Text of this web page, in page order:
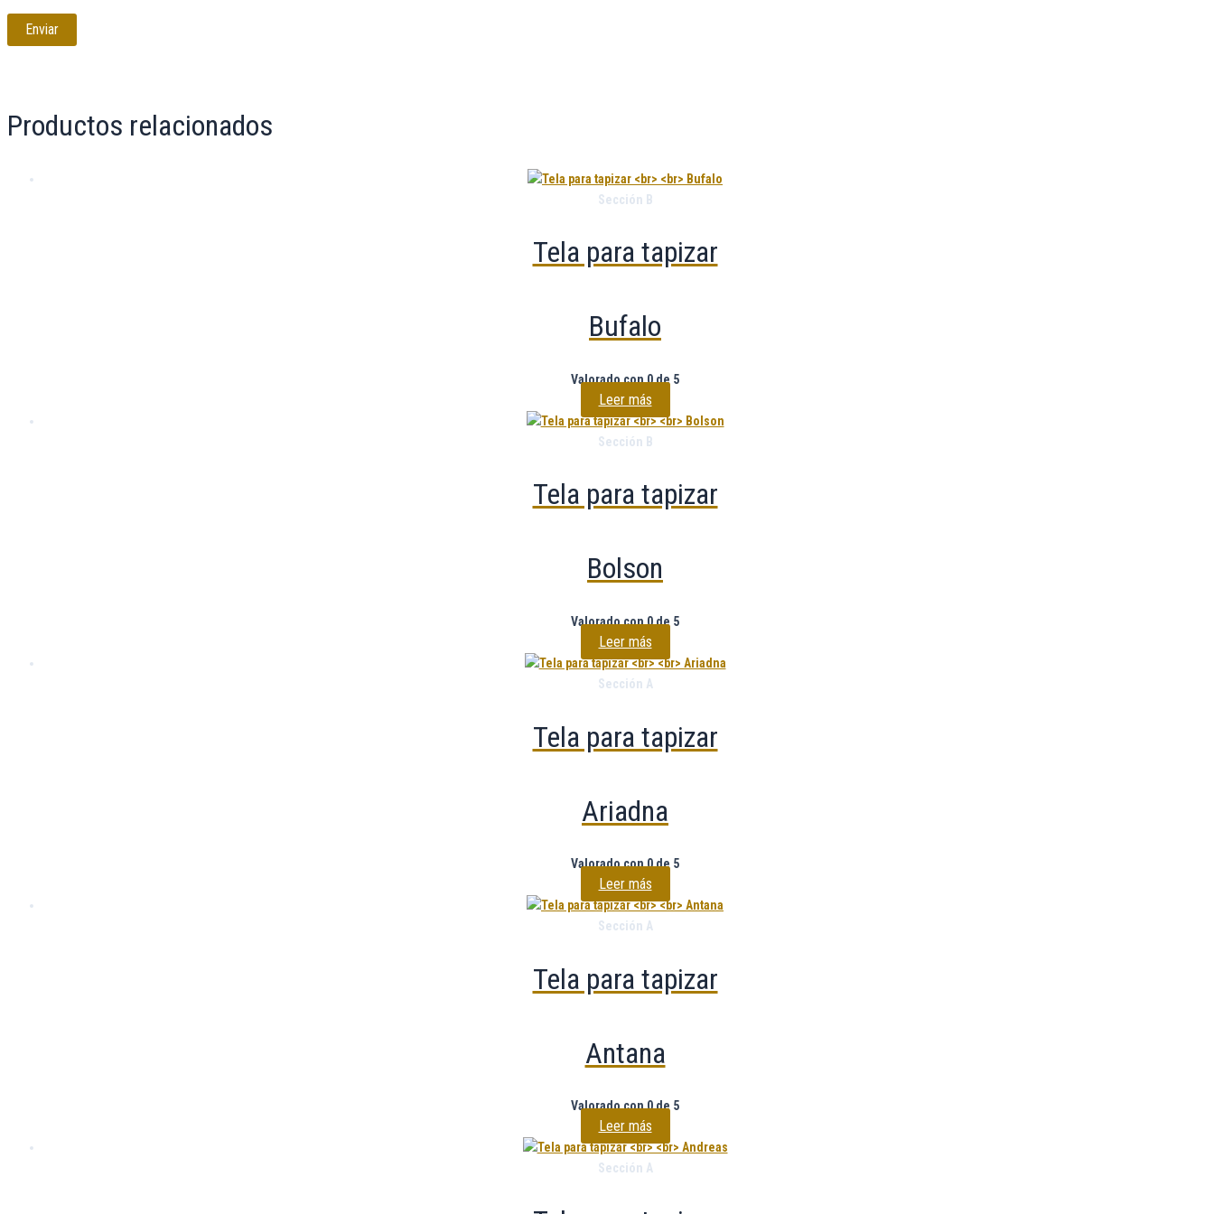
Productos relacionados
Sección B
Tela para tapizar
Bufalo
Valorado con0de 5
Leer más
Sección B
Tela para tapizar
Bolson
Valorado con0de 5
Leer más
Sección A
Tela para tapizar
Ariadna
Valorado con0de 5
Leer más
Sección A
Tela para tapizar
Antana
Valorado con0de 5
Leer más
Sección A